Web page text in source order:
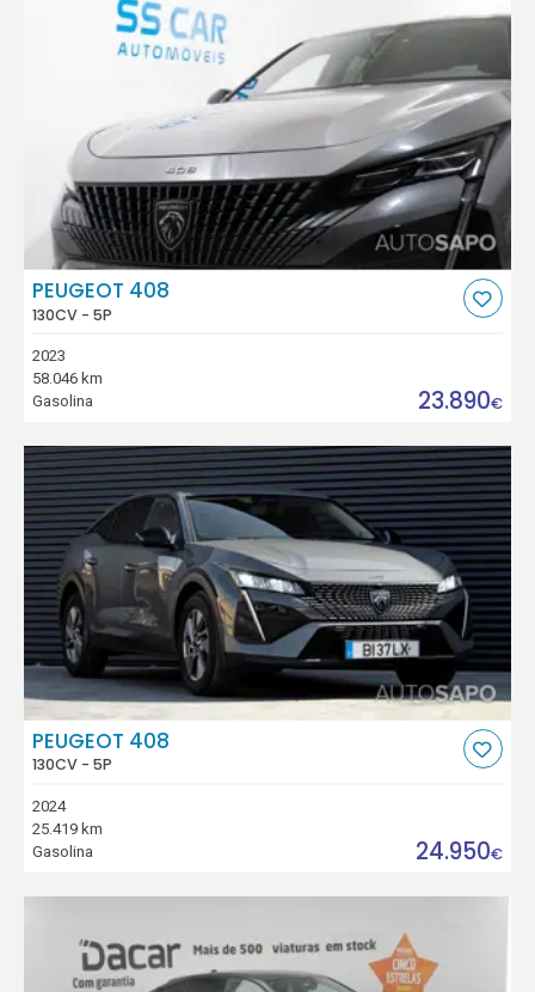
PEUGEOT 408
130CV - 5P
2023
58.046 km
Gasolina
23.890€
PEUGEOT 408
130CV - 5P
2024
25.419 km
Gasolina
24.950€